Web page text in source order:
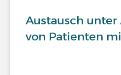
Austausch
von Patienten